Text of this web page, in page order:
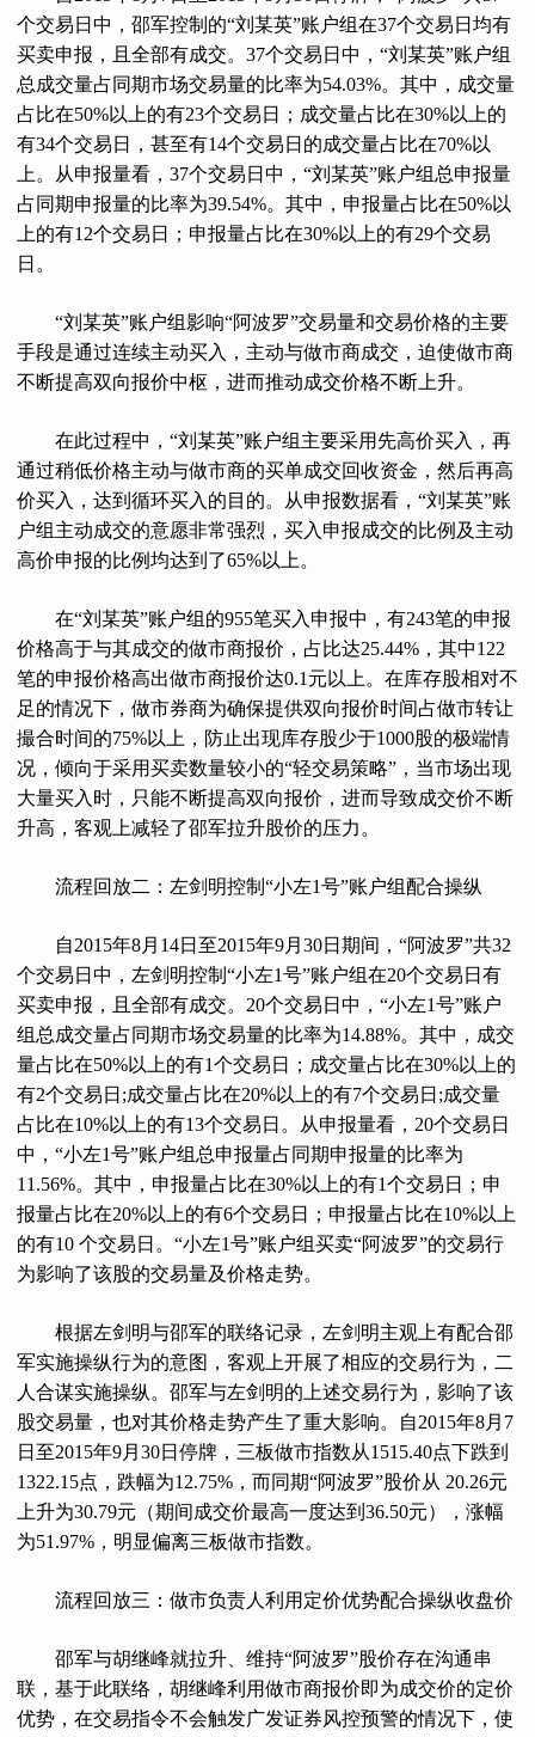
个交易日中，邵军控制的“刘某英”账户组在37个交易日均有
买卖申报，且全部有成交。37个交易日中，“刘某英”账户组
总成交量占同期市场交易量的比率为54.03%。其中，成交量
占比在50%以上的有23个交易日；成交量占比在30%以上的
有34个交易日，甚至有14个交易日的成交量占比在70%以
上。从申报量看，37个交易日中，“刘某英”账户组总申报量
占同期申报量的比率为39.54%。其中，申报量占比在50%以
上的有12个交易日；申报量占比在30%以上的有29个交易
日。
“刘某英”账户组影响“阿波罗”交易量和交易价格的主要
手段是通过连续主动买入，主动与做市商成交，迫使做市商
不断提高双向报价中枢，进而推动成交价格不断上升。
在此过程中，“刘某英”账户组主要采用先高价买入，再
通过稍低价格主动与做市商的买单成交回收资金，然后再高
价买入，达到循环买入的目的。从申报数据看，“刘某英”账
户组主动成交的意愿非常强烈，买入申报成交的比例及主动
高价申报的比例均达到了65%以上。
在“刘某英”账户组的955笔买入申报中，有243笔的申报
价格高于与其成交的做市商报价，占比达25.44%，其中122
笔的申报价格高出做市商报价达0.1元以上。在库存股相对不
足的情况下，做市券商为确保提供双向报价时间占做市转让
撮合时间的75%以上，防止出现库存股少于1000股的极端情
况，倾向于采用买卖数量较小的“轻交易策略”，当市场出现
大量买入时，只能不断提高双向报价，进而导致成交价不断
升高，客观上减轻了邵军拉升股价的压力。
流程回放二：左剑明控制“小左1号”账户组配合操纵
自2015年8月14日至2015年9月30日期间，“阿波罗”共32
个交易日中，左剑明控制“小左1号”账户组在20个交易日有
买卖申报，且全部有成交。20个交易日中，“小左1号”账户
组总成交量占同期市场交易量的比率为14.88%。其中，成交
量占比在50%以上的有1个交易日；成交量占比在30%以上的
有2个交易日;成交量占比在20%以上的有7个交易日;成交量
占比在10%以上的有13个交易日。从申报量看，20个交易日
中，“小左1号”账户组总申报量占同期申报量的比率为
11.56%。其中，申报量占比在30%以上的有1个交易日；申
报量占比在20%以上的有6个交易日；申报量占比在10%以上
的有10 个交易日。“小左1号”账户组买卖“阿波罗”的交易行
为影响了该股的交易量及价格走势。
根据左剑明与邵军的联络记录，左剑明主观上有配合邵
军实施操纵行为的意图，客观上开展了相应的交易行为，二
人合谋实施操纵。邵军与左剑明的上述交易行为，影响了该
股交易量，也对其价格走势产生了重大影响。自2015年8月7
日至2015年9月30日停牌，三板做市指数从1515.40点下跌到
1322.15点，跌幅为12.75%，而同期“阿波罗”股价从 20.26元
上升为30.79元（期间成交价最高一度达到36.50元），涨幅
为51.97%，明显偏离三板做市指数。
流程回放三：做市负责人利用定价优势配合操纵收盘价
邵军与胡继峰就拉升、维持“阿波罗”股价存在沟通串
联，基于此联络，胡继峰利用做市商报价即为成交价的定价
优势，在交易指令不会触发广发证券风控预警的情况下，使